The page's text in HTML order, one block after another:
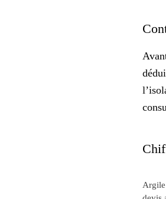
Argile